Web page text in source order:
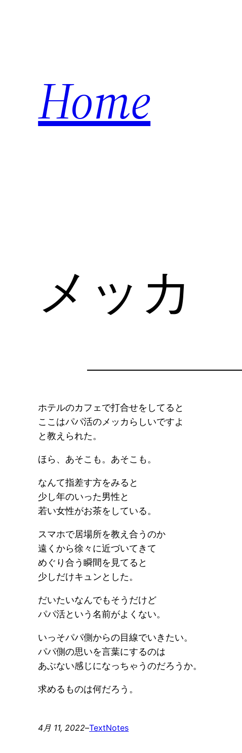
Home
メッカ
ホテルのカフェで打合せをしてると
ここはパパ活のメッカらしいですよ
と教えられた。
ほら、あそこも。あそこも。
なんて指差す方をみると
少し年のいった男性と
若い女性がお茶をしている。
スマホで居場所を教え合うのか
遠くから徐々に近づいてきて
めぐり合う瞬間を見てると
少しだけキュンとした。
だいたいなんでもそうだけど
パパ活という名前がよくない。
いっそパパ側からの目線でいきたい。
パパ側の思いを言葉にするのは
あぶない感じになっちゃうのだろうか。
求めるものは何だろう。
4月 11, 2022–TextNotes